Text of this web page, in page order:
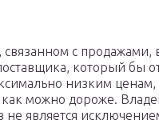
с продажами,
который бы
низким ценам,
как можно дороже.
не является